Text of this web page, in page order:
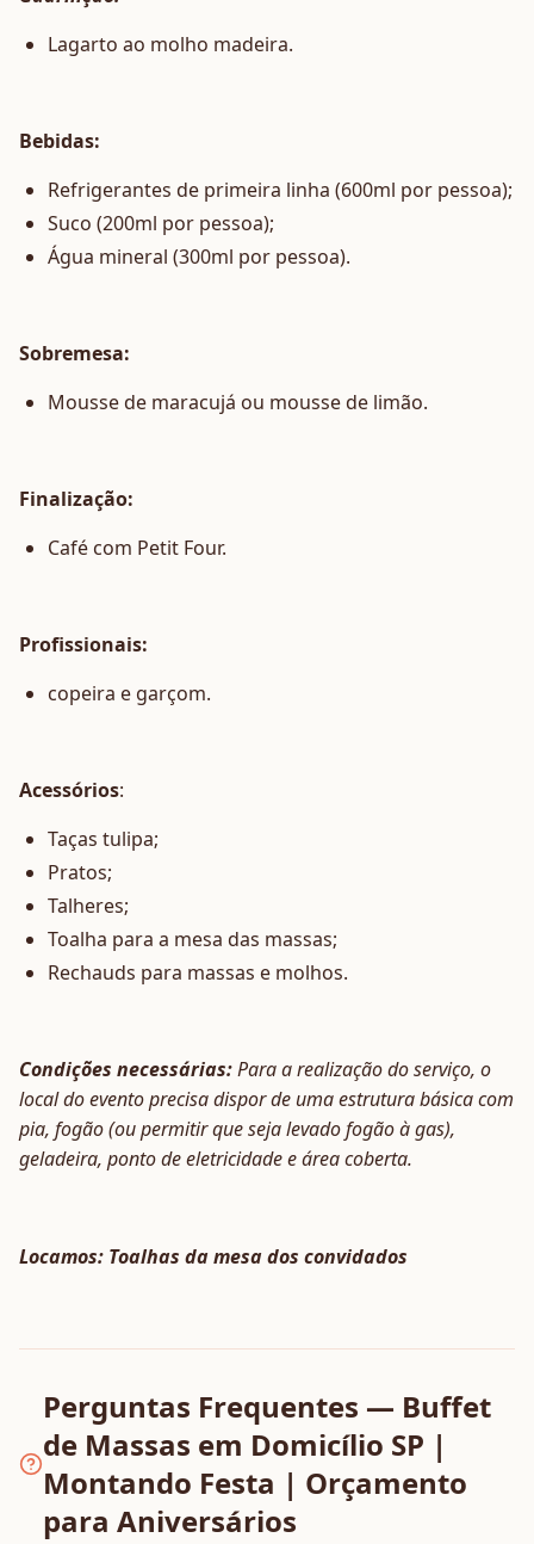
Lagarto ao molho madeira.
Bebidas:
Refrigerantes de primeira linha (600ml por pessoa);
Suco (200ml por pessoa);
Água mineral (300ml por pessoa).
Sobremesa:
Mousse de maracujá ou mousse de limão.
Finalização:
Café com Petit Four.
Profissionais:
copeira e garçom.
Acessórios:
Taças tulipa;
Pratos;
Talheres;
Toalha para a mesa das massas;
Rechauds para massas e molhos.
Condições necessárias:Para a realização do serviço, o
local do evento precisa dispor de uma estrutura básica com
pia, fogão (ou permitir que seja levado fogão à gas),
geladeira, ponto de eletricidade e área coberta.
Locamos: Toalhas da mesa dos convidados
Perguntas Frequentes — Buffet
de Massas em Domicílio SP |
Montando Festa | Orçamento
para Aniversários